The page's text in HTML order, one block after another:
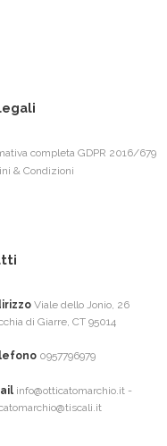
completa GDPR 2016/679
& Condizioni
Viale dello Jonio, 26
di Giarre, CT 95014
0957796979
info@otticatomarchio.it -